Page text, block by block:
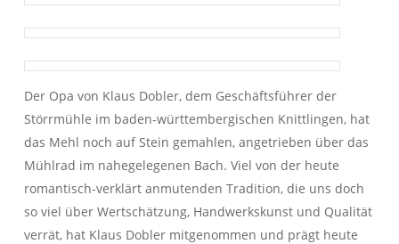
Der Opa von Klaus Dobler, dem Geschäftsführer der
Störrmühle im baden-württembergischen Knittlingen, hat
das Mehl noch auf Stein gemahlen, angetrieben über das
Mühlrad im nahegelegenen Bach. Viel von der heute
romantisch-verklärt anmutenden Tradition, die uns doch
so viel über Wertschätzung, Handwerkskunst und Qualität
verrät, hat Klaus Dobler mitgenommen und prägt heute